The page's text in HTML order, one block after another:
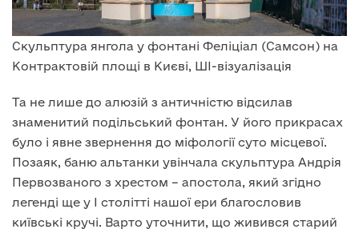
Скульптура янгола у фонтані Феліціал (Самсон) на
Контрактовій площі в Києві, ШІ-візуалізація
Та не лише до алюзій з античністю відсилав
знаменитий подільський фонтан. У його прикрасах
було і явне звернення до міфології суто місцевої.
Позаяк, баню альтанки увінчала скульптура Андрія
Первозваного з хрестом – апостола, який згідно
легенді ще у I столітті нашої ери благословив
київські кручі. Варто уточнити, що живився старий